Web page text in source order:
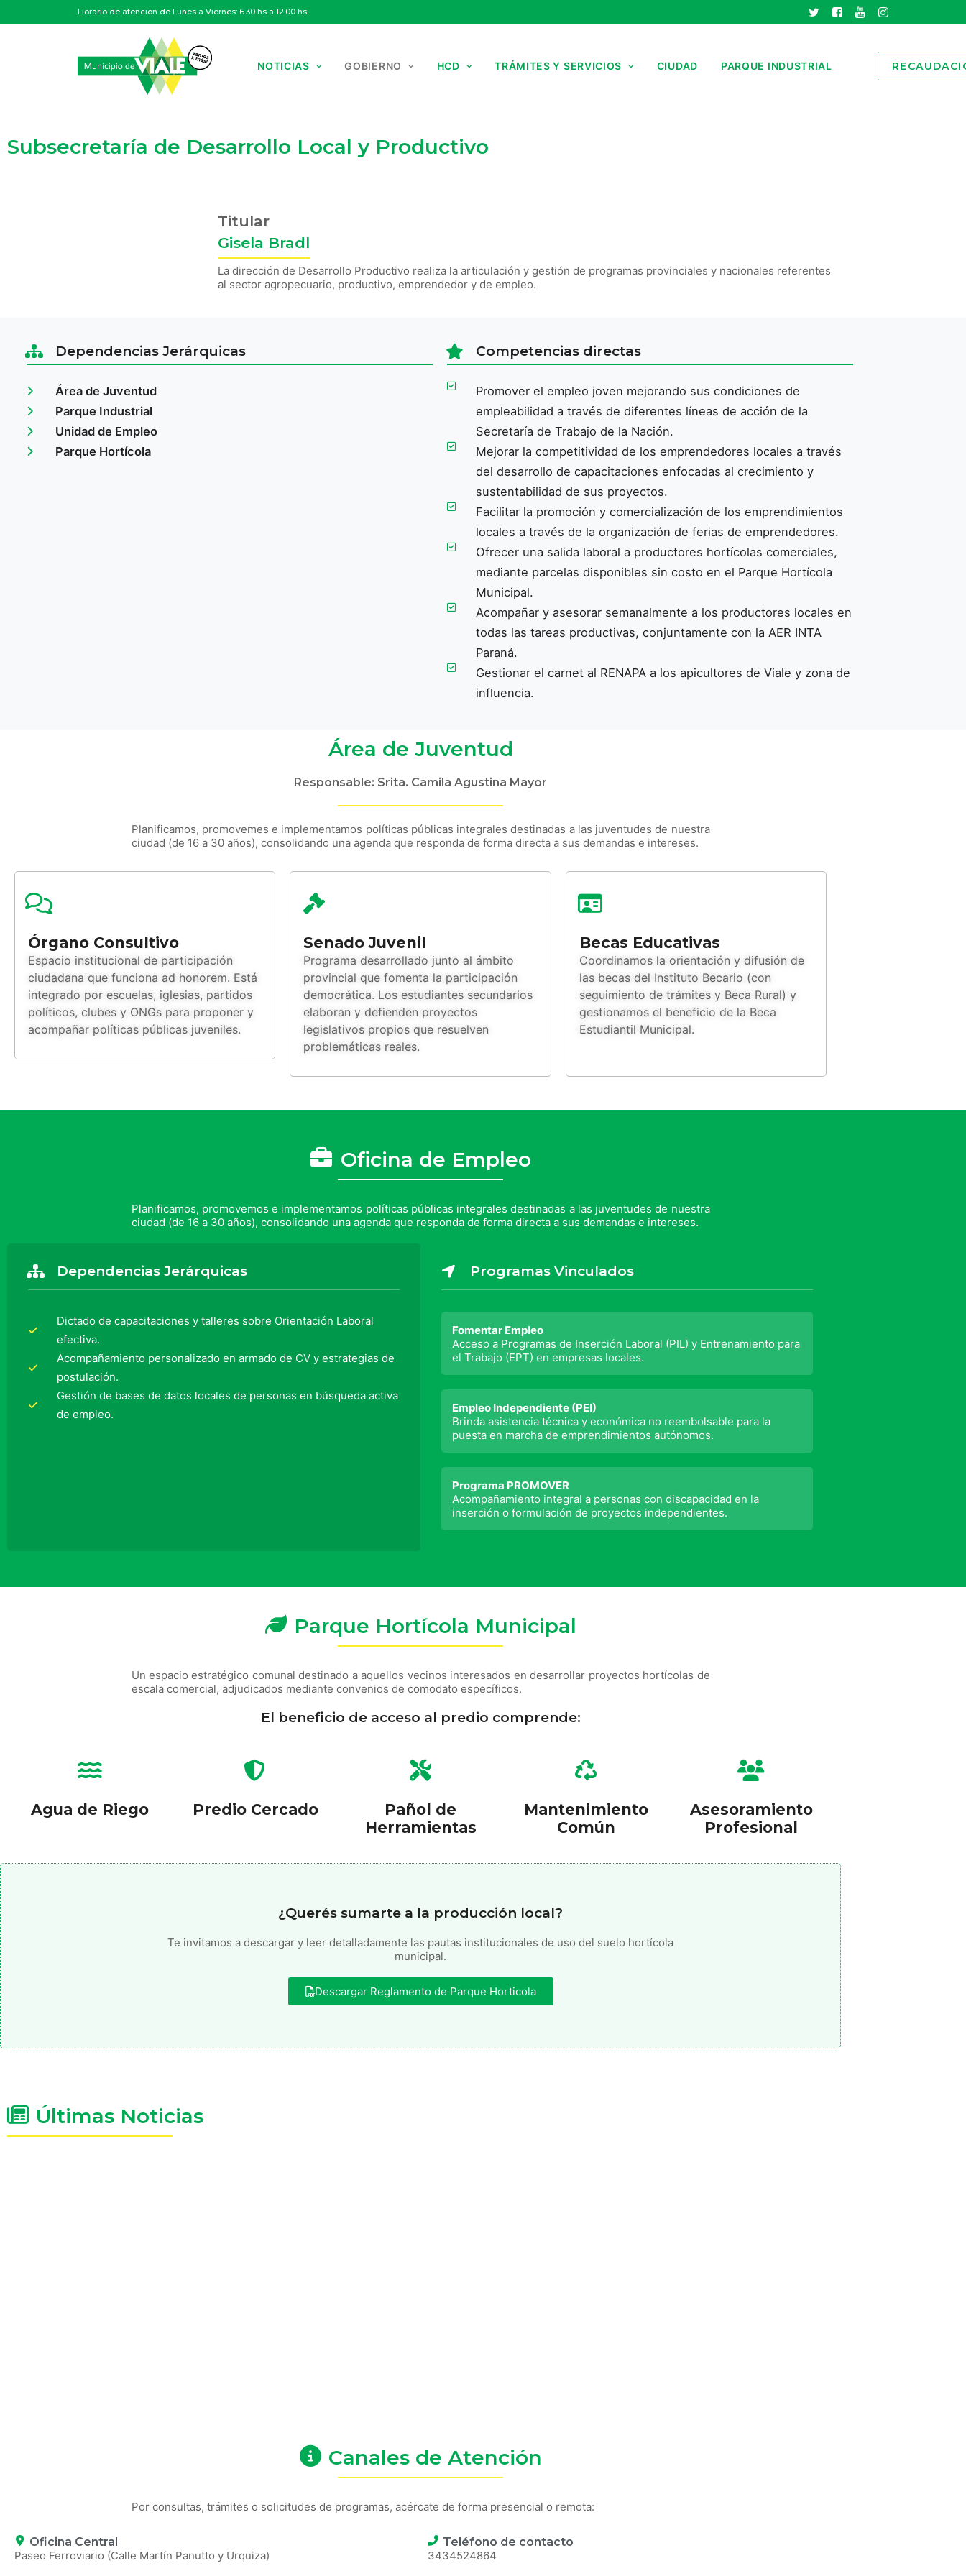
Horario de atención de Lunes a Viernes: 6.30 hs a 12.00 hs
NOTICIAS GOBIERNO HCD TRÁMITES Y SERVICIOS CIUDAD PARQUE INDUSTRIAL
Subsecretaría de Desarrollo Local y Productivo
Titular
Gisela Bradl
La dirección de Desarrollo Productivo realiza la articulación y gestión de programas provinciales y nacionales referentes
al sector agropecuario, productivo, emprendedor y de empleo.
Dependencias Jerárquicas
Área de Juventud
Parque Industrial
Unidad de Empleo
Parque Hortícola
Competencias directas
Promover el empleo joven mejorando sus condiciones de
empleabilidad a través de diferentes líneas de acción de la
Secretaría de Trabajo de la Nación.
Mejorar la competitividad de los emprendedores locales a través
del desarrollo de capacitaciones enfocadas al crecimiento y
sustentabilidad de sus proyectos.
Facilitar la promoción y comercialización de los emprendimientos
locales a través de la organización de ferias de emprendedores.
Ofrecer una salida laboral a productores hortícolas comerciales,
mediante parcelas disponibles sin costo en el Parque Hortícola
Municipal.
Acompañar y asesorar semanalmente a los productores locales en
todas las tareas productivas, conjuntamente con la AER INTA
Paraná.
Gestionar el carnet al RENAPA a los apicultores de Viale y zona de
influencia.
Área de Juventud
Responsable: Srita. Camila Agustina Mayor
Planificamos, promovemes e implementamos políticas públicas integrales destinadas a las juventudes de nuestra
ciudad (de 16 a 30 años), consolidando una agenda que responda de forma directa a sus demandas e intereses.
Órgano Consultivo
Espacio institucional de participación
ciudadana que funciona ad honorem. Está
integrado por escuelas, iglesias, partidos
políticos, clubes y ONGs para proponer y
acompañar políticas públicas juveniles.
Senado Juvenil
Programa desarrollado junto al ámbito
provincial que fomenta la participación
democrática. Los estudiantes secundarios
elaboran y defienden proyectos
legislativos propios que resuelven
problemáticas reales.
Becas Educativas
Coordinamos la orientación y difusión de
las becas del Instituto Becario (con
seguimiento de trámites y Beca Rural) y
gestionamos el beneficio de la Beca
Estudiantil Municipal.
Oficina de Empleo
Planificamos, promovemos e implementamos políticas públicas integrales destinadas a las juventudes de nuestra
ciudad (de 16 a 30 años), consolidando una agenda que responda de forma directa a sus demandas e intereses.
Dependencias Jerárquicas
Dictado de capacitaciones y talleres sobre Orientación Laboral
efectiva.
Acompañamiento personalizado en armado de CV y estrategias de
postulación.
Gestión de bases de datos locales de personas en búsqueda activa
de empleo.
Programas Vinculados
Fomentar Empleo
Acceso a Programas de Inserción Laboral (PIL) y Entrenamiento para
el Trabajo (EPT) en empresas locales.
Empleo Independiente (PEI)
Brinda asistencia técnica y económica no reembolsable para la
puesta en marcha de emprendimientos autónomos.
Programa PROMOVER
Acompañamiento integral a personas con discapacidad en la
inserción o formulación de proyectos independientes.
Parque Hortícola Municipal
Un espacio estratégico comunal destinado a aquellos vecinos interesados en desarrollar proyectos hortícolas de
escala comercial, adjudicados mediante convenios de comodato específicos.
El beneficio de acceso al predio comprende:
Agua de Riego Predio Cercado
Pañol de
Herramientas
Mantenimiento
Común
Asesoramiento
Profesional
¿Querés sumarte a la producción local?
Te invitamos a descargar y leer detalladamente las pautas institucionales de uso del suelo hortícola
municipal.
Descargar Reglamento de Parque Horticola
Últimas Noticias
Canales de Atención
Por consultas, trámites o solicitudes de programas, acércate de forma presencial o remota:
Oficina Central
Paseo Ferroviario (Calle Martín Panutto y Urquiza)
Teléfono de contacto
3434524864